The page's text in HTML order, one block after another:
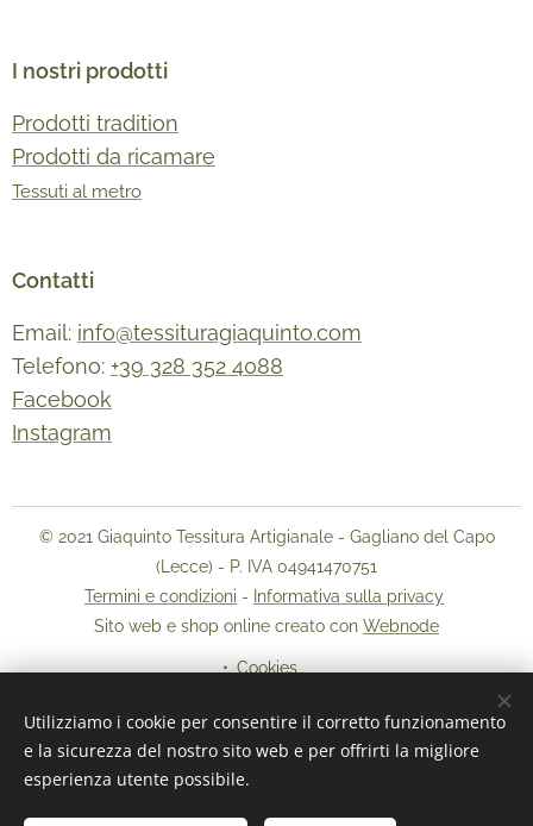
I nostri prodotti
Prodotti tradition
Prodotti da ricamare
Tessuti al metro
Contatti
Email: info@tessituragiaquinto.com
Telefono: +39 328 352 4088
Facebook
Instagram
© 2021 Giaquinto Tessitura Artigianale - Gagliano del Capo
(Lecce) - P. IVA 04941470751
Termini e condizioni - Informativa sulla privacy
Sito web e shop online creato con Webnode
Cookies
Lingue
Italiano
English
Utilizziamo i cookie per consentire il corretto funzionamento
e la sicurezza del nostro sito web e per offrirti la migliore
esperienza utente possibile.